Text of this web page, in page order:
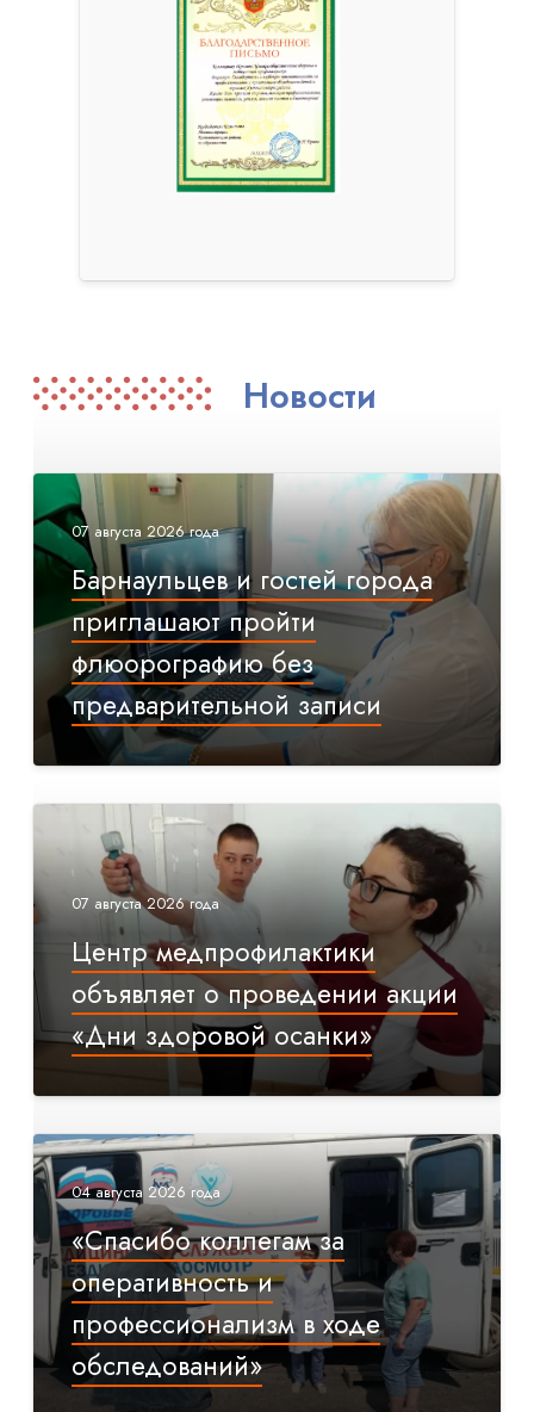
Новости
07 августа 2026 года
Барнаульцев и гостей города
приглашают пройти
флюорографию без
предварительной записи
07 августа 2026 года
Центр медпрофилактики
объявляет о проведении акции
«Дни здоровой осанки»
04 августа 2026 года
«Спасибо коллегам за
оперативность и
профессионализм в ходе
обследований»